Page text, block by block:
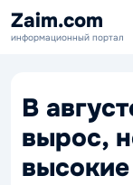
Zaim.com
информационный портал
В
вырос,